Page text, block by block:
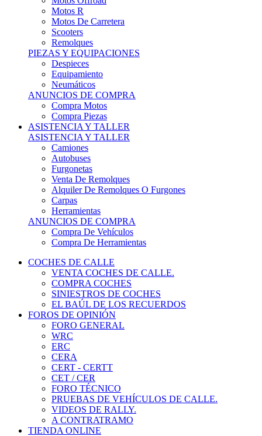
Motos R
Motos De Carretera
Scooters
Remolques
PIEZAS Y EQUIPACIONES
Despieces
Equipamiento
Neumáticos
ANUNCIOS DE COMPRA
Compra Motos
Compra Piezas
ASISTENCIA Y TALLER
ASISTENCIA Y TALLER
Camiones
Autobuses
Furgonetas
Venta De Remolques
Alquiler De Remolques O Furgones
Carpas
Herramientas
ANUNCIOS DE COMPRA
Compra De Vehículos
Compra De Herramientas
COCHES DE CALLE
VENTA COCHES DE CALLE.
COMPRA COCHES
SINIESTROS DE COCHES
EL BAÚL DE LOS RECUERDOS
FOROS DE OPINIÓN
FORO GENERAL
WRC
ERC
CERA
CERT - CERTT
CET / CER
FORO TÉCNICO
PRUEBAS DE VEHÍCULOS DE CALLE.
VIDEOS DE RALLY.
A CONTRATRAMO
TIENDA ONLINE